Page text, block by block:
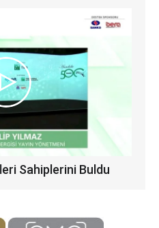
Sahiplerini Buldu